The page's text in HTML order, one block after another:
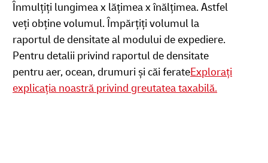
Înmulțiți lungimea x lățimea x înălțimea. Astfel
veți obține volumul. Împărțiți volumul la
raportul de densitate al modului de expediere.
Pentru detalii privind raportul de densitate
pentru aer, ocean, drumuri și căi ferateExplorați
explicația noastră privind greutatea taxabilă.